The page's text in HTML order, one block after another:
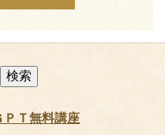
検索
ＰＴ無料講座